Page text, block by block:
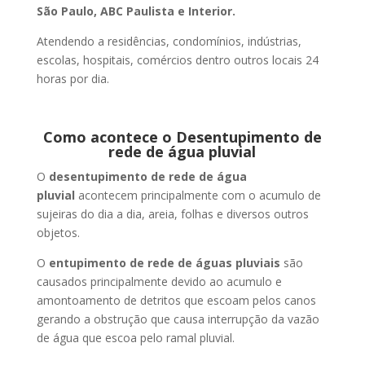
São Paulo, ABC Paulista e Interior.
Atendendo a residências, condomínios, indústrias,
escolas, hospitais, comércios dentro outros locais 24
horas por dia.
Como acontece o Desentupimento de
rede de água pluvial
O desentupimento de rede de água
pluvial acontecem principalmente com o acumulo de
sujeiras do dia a dia, areia, folhas e diversos outros
objetos.
O entupimento de rede de águas pluviais são
causados principalmente devido ao acumulo e
amontoamento de detritos que escoam pelos canos
gerando a obstrução que causa interrupção da vazão
de água que escoa pelo ramal pluvial.